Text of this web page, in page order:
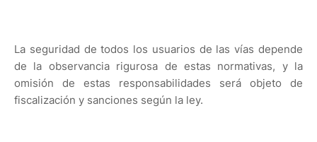
La seguridad de todos los usuarios de las vías depende
de la observancia rigurosa de estas normativas, y la
omisión de estas responsabilidades será objeto de
fiscalización y sanciones según la ley.